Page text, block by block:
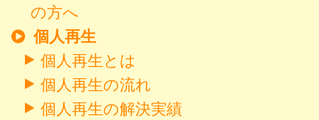
の方へ
個人再生
個人再生とは
個人再生の流れ
個人再生の解決実績